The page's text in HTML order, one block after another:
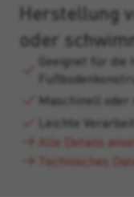
Herstellung
oder
Geeignet für
Maschinell oder
Leichte
Alle Details
Technisches